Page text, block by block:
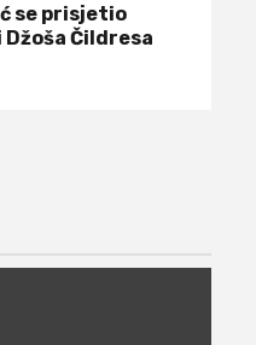
se prisjetio
Čildresa